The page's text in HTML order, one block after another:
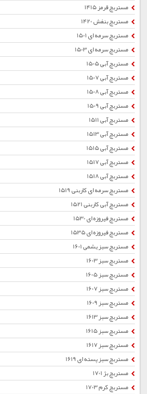
مستربچ قرمز 1415
مستربچ بنفش 1420
مستربچ سرمه ای 1501
مستربچ سرمه ای 1503
مستربچ آبی 1505
مستربچ آبی 1507
مستربچ آبی 1508
مستربچ آبی 1509
مستربچ آبی 1511
مستربچ آبی 1513
مستربچ آبی 1515
مستربچ آبی 1517
مستربچ آبی 1518
مستربچ سرمه ای کاربنی 1519
مستربچ آبی کاربنی 1521
مستربچ فیروزه ای 1530
مستربچ فیروزه ای 1535
مستربچ سبز یشمی 1601
مستربچ سبز 1603
مستربچ سبز 1605
مستربچ سبز 1607
مستربچ سبز 1609
مستربچ سبز 1613
مستربچ سبز 1615
مستربچ سبز 1617
مستربچ سبز پسته ای 1619
مستربچ بژ 1701
مستربچ کرم 1703